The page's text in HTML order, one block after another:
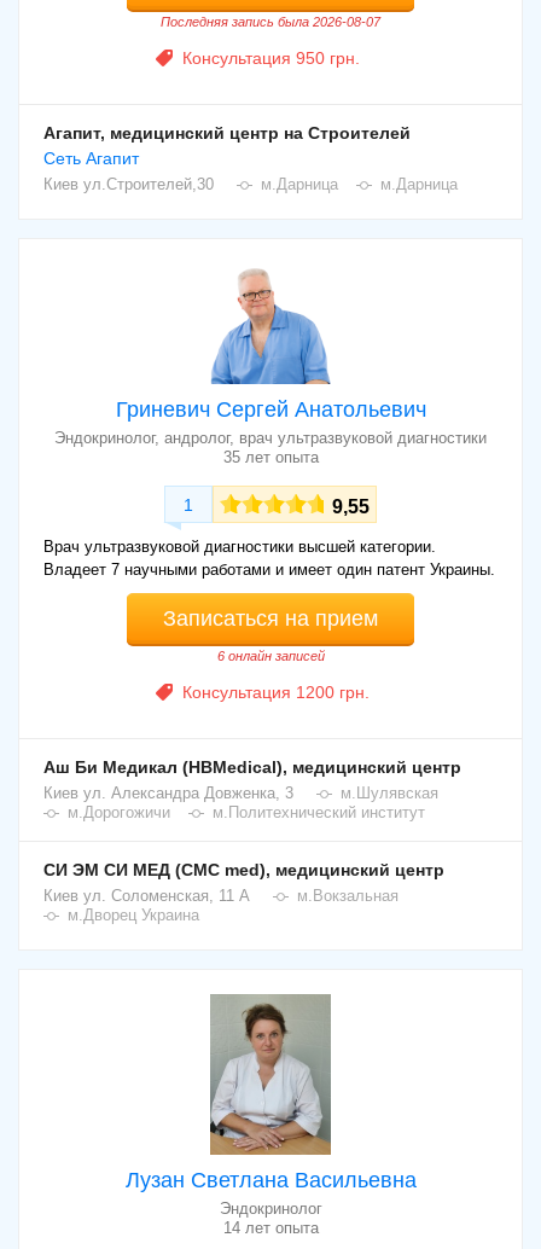
Последняя запись была 2026-08-07
Консультация 950 грн.
Агапит, медицинский центр на Строителей
Сеть Агапит
Киев ул.Строителей,30 м.Дарница м.Дарница
Гриневич Сергей Анатольевич
Эндокринолог, андролог, врач ультразвуковой диагностики
35 лет опыта
1 9,55
Врач ультразвуковой диагностики высшей категории.
Владеет 7 научными работами и имеет один патент Украины.
Записаться на прием
6 онлайн записей
Консультация 1200 грн.
Аш Би Медикал (HBMedical), медицинский центр
Киев ул. Александра Довженка, 3
м.Шулявская
м.Дорогожичи
м.Политехнический институт
СИ ЭМ СИ МЕД (CMC med), медицинский центр
Киев ул. Соломенская, 11 А
м.Вокзальная
м.Дворец Украина
Лузан Светлана Васильевна
Эндокринолог
14 лет опыта